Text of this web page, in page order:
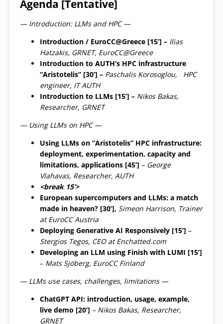
Agenda [Tentative]
— Introduction: LLMs and HPC —
Introduction / EuroCC@Greece [15’] – Ilias
Hatzakis, GRNET, EuroCC@Greece
Introduction to AUTH’s HPC infrastructure
“Aristotelis” [30’] – Paschalis Korosoglou, HPC
engineer, IT AUTH
Introduction to LLMs [15’] – Nikos Bakas,
Researcher, GRNET
— Using LLMs on HPC —
Using LLMs on “Aristotelis” HPC infrastructure:
deployment, experimentation, capacity and
limitations, applications [45’] – George
Vlahavas, Researcher, AUTH
<break 15’>
European supercomputers and LLMs: a match
made in heaven? [30’], Simeon Harrison, Trainer
at EuroCC Austria
Deploying Generative AI Responsively [15’] –
Stergios Tegos, CEO at Εnchatted.com
Developing an LLM using Finish with LUMI [15’]
– Mats Sjöberg, EuroCC Finland
— LLMs use cases, challenges, limitations —
ChatGPT API: introduction, usage, example,
live demo [20’] – Nikos Bakas, Researcher,
GRNET